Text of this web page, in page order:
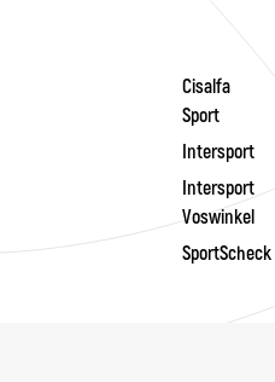
Cisalfa
Sport
Intersport
Intersport
Voswinkel
SportScheck